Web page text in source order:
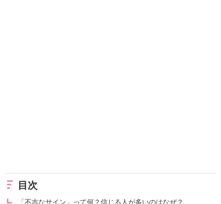
目次
「不吉なサイン」って何？信じる人が多いのはなぜ？